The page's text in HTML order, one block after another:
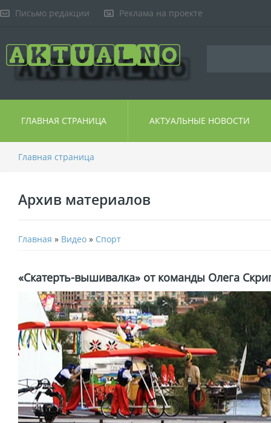
Письмо редакции Реклама на проекте
ГЛАВНАЯ СТРАНИЦА АКТУАЛЬНЫЕ НОВОСТИ
Главная страница
Архив материалов
Главная » Видео » Спорт
«Скатерть-вышивалка» от команды Олега